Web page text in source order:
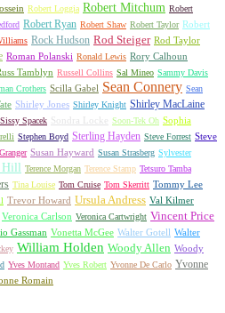
Robert Loggia Robert Mitchum Robert
Robert Ryan Robert Shaw Robert Taylor Robert
Rock Hudson Rod Steiger Rod Taylor
Roman Polanski Ronald Lewis Rory Calhoun
Tamblyn Russell Collins Sal Mineo Sammy Davis
Crothers Scilla Gabel Sean Connery Sean
Shirley Jones Shirley Knight Shirley MacLaine
Sissy Spacek Sondra Locke Soon-Tek Oh Sophia
Stephen Boyd Sterling Hayden Steve Forrest Steve
Susan Hayward Susan Strasberg Sylvester
Hill Terence Morgan Terence Stamp Tetsuro Tamba
Tina Louise Tom Cruise Tom Skerritt Tommy Lee
Trevor Howard Ursula Andress Val Kilmer
Veronica Carlson Veronica Cartwright Vincent Price
Gassman Vonetta McGee Walter Gotell Walter
William Holden Woody Allen Woody
Yves Montand Yves Robert Yvonne De Carlo Yvonne
Romain